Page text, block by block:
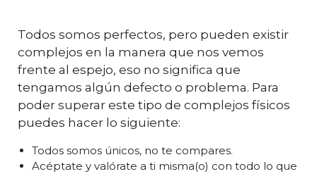
Todos somos perfectos, pero pueden existir
complejos en la manera que nos vemos
frente al espejo, eso no significa que
tengamos algún defecto o problema. Para
poder superar este tipo de complejos físicos
puedes hacer lo siguiente:
Todos somos únicos, no te compares.
Acéptate y valórate a ti misma(o) con todo lo que